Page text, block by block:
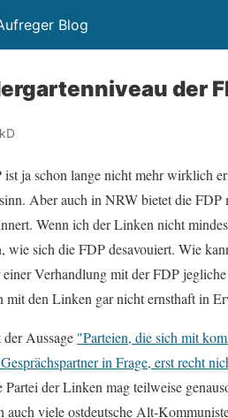
Blog
der
ja schon lange nicht mehr wirklich
Aber auch in NRW bietet die FDP
Wenn ich der Linken nicht
wie sich die FDP desavouiert. Wie
Verhandlung mit der FDP
mit den Linken gar nicht ernsthaft in
Aussage "Parteien, die sich mit
in Frage, erst recht
Partei der Linken mag teilweise
auch viele ostdeutsche Alt-